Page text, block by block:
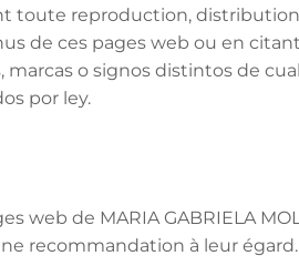
toute reproduction,
de ces pages web ou en
marcas o signos distintos de
por ley.
web de MARIA GABRIELA
recommandation à leur égard.